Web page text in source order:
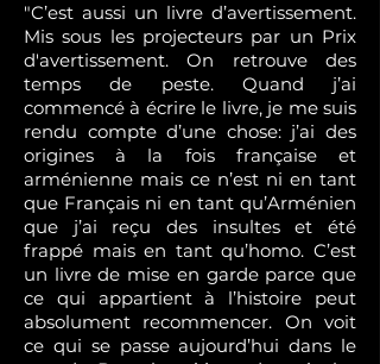
"C’est aussi un livre d’avertissement.
Mis sous les projecteurs par un Prix
d'avertissement. On retrouve des
temps de peste. Quand j’ai
commencé à écrire le livre, je me suis
rendu compte d’une chose: j’ai des
origines à la fois française et
arménienne mais ce n’est ni en tant
que Français ni en tant qu’Arménien
que j’ai reçu des insultes et été
frappé mais en tant qu’homo. C’est
un livre de mise en garde parce que
ce qui appartient à l’histoire peut
absolument recommencer. On voit
ce qui se passe aujourd’hui dans le